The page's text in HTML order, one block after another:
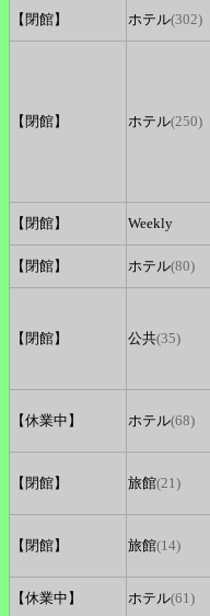
【閉館】 ホテル(302)
【閉館】 ホテル(250)
【閉館】 Weekly
【閉館】 ホテル(80)
【閉館】 公共(35)
【休業中】 ホテル(68)
【閉館】 旅館(21)
【閉館】 旅館(14)
【休業中】 ホテル(61)